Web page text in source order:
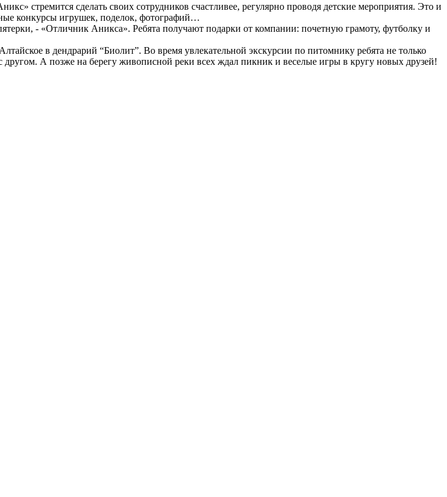
стремится сделать своих сотрудников счастливее, регулярно проводя детские мероприятия. Это и
конкурсы игрушек, поделок, фотографий…
- «Отличник Аникса». Ребята получают подарки от компании: почетную грамоту, футболку и
в дендрарий “Биолит”. Во время увлекательной экскурсии по питомнику ребята не только
А позже на берегу живописной реки всех ждал пикник и веселые игры в кругу новых друзей!